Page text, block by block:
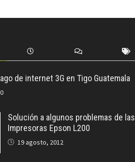
de internet 3G en Tigo Guatemala
Solución a algunos problemas de las
Impresoras Epson L200
19 agosto, 2012